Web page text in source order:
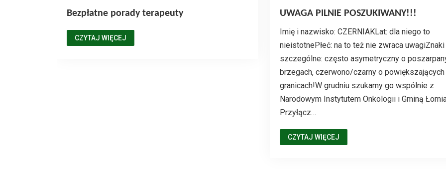
Bezpłatne porady terapeuty
CZYTAJ WIĘCEJ
UWAGA PILNIE POSZUKIWANY!!!
Imię i nazwisko: CZERNIAKLat: dla niego to
nieistotnePłeć: na to też nie zwraca uwagiZnaki
szczególne: często asymetryczny o
brzegach, czerwono/czarny o
granicach!W grudniu szukamy go wspólnie z
Narodowym Instytutem Onkologii i Gminą
Przyłącz…
CZYTAJ WIĘCEJ